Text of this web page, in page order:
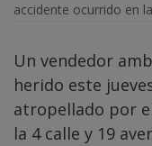
accidente ocurrido en
Un vendedor
herido este
atropellado por
la 4 calle y 19